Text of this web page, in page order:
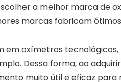
a melhor marca de
marcas fabricam
em oxímetros
Dessa forma, ao
muito útil e eficaz